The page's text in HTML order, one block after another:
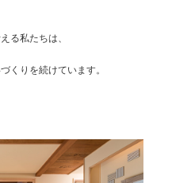
る私たちは、
くりを続けています。